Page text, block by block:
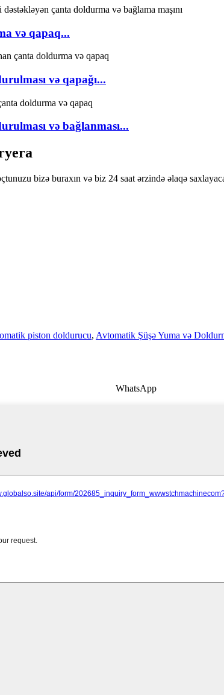
və qapaq...
və qapağı...
və bağlanması...
bizə buraxın və biz 24 saat ərzində əlaqə
piston doldurucu, Avtomatik Şüşə Yuma və
WhatsApp